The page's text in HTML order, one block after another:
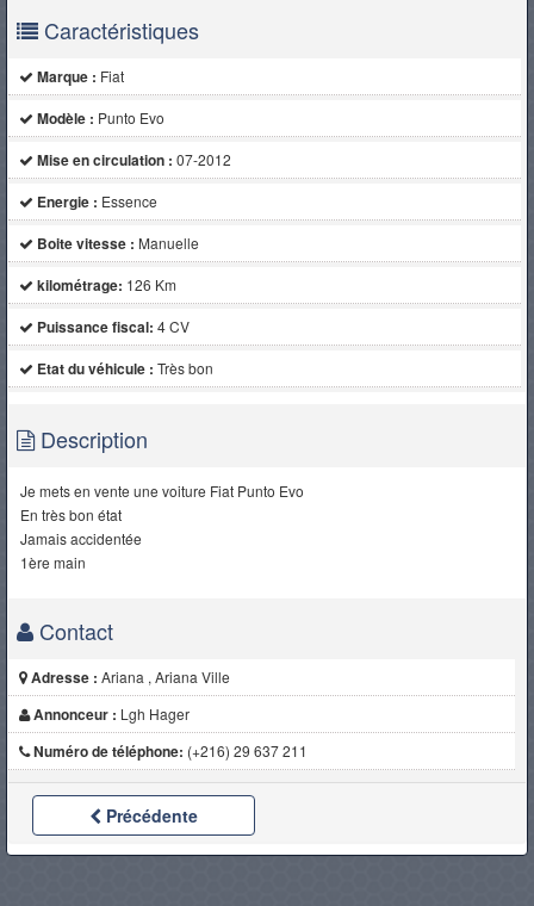
Caractéristiques
Marque : Fiat
Modèle : Punto Evo
Mise en circulation : 07-2012
Energie : Essence
Boite vitesse : Manuelle
kilométrage: 126 Km
Puissance fiscal: 4 CV
Etat du véhicule : Très bon
Description
Je mets en vente une voiture Fiat Punto Evo
En très bon état
Jamais accidentée
1ère main
Contact
Adresse : Ariana , Ariana Ville
Annonceur : Lgh Hager
Numéro de téléphone: (+216) 29 637 211
Précédente